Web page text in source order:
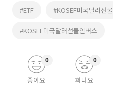
#ETF #KOSEF미국달러선물
#KOSEF미국달러선물인버스
좋아요
0
화나요
0